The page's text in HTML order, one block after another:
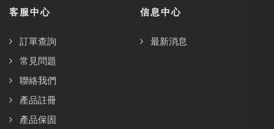
客服中心
訂單查詢
常見問題
聯絡我們
產品註冊
產品保固
信息中心
最新消息